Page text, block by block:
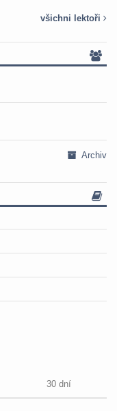
všichni lektoři
Archiv
30 dní